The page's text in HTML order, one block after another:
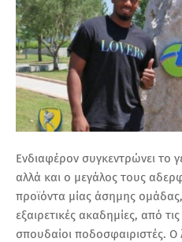
Ενδιαφέρον συγκεντρώνει το
αλλά και ο μεγάλος τους
προϊόντα μίας άσημης
εξαιρετικές ακαδημίες, από
σπουδαίοι ποδοσφαιριστές. Ο